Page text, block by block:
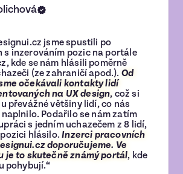
jsme spustili po
s inzerováním pozic na portále
kde se nám hlásili poměrně
(ze zahraničí apod.). Od
očekávali kontakty lidí
na UX design, což si
převážné většiny lidí, co nás
Podařilo se nám zatím
s jedním uchazečem z 8 lidí,
pozici hlásilo.Inzerci pracovních
doporučujeme. Ve
je to skutečně známý portál, kde
pohybují.“